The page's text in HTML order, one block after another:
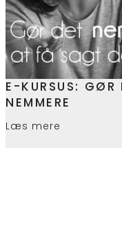
E-KURSUS: GØR
NEMMERE
Læs mere